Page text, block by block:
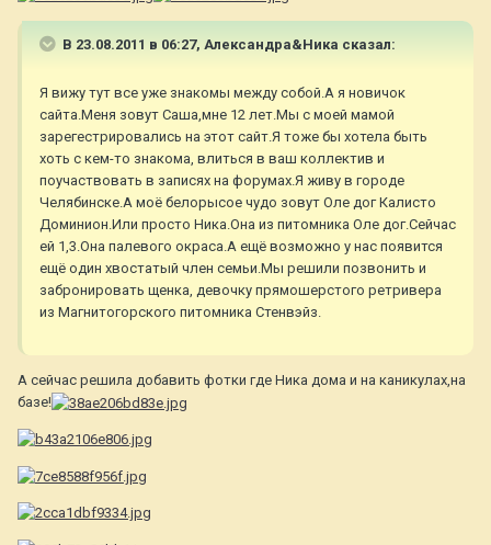
В 23.08.2011 в 06:27, Александра&Ника сказал:
Я вижу тут все уже знакомы между собой.А я новичок
сайта.Меня зовут Саша,мне 12 лет.Мы с моей мамой
зарегестрировались на этот сайт.Я тоже бы хотела быть
хоть с кем-то знакома, влиться в ваш коллектив и
поучаствовать в записях на форумах.Я живу в городе
Челябинске.А моё белорысое чудо зовут Оле дог Калисто
Доминион.Или просто Ника.Она из питомника Оле дог.Сейчас
ей 1,3.Она палевого окраса.А ещё возможно у нас появится
ещё один хвостатый член семьи.Мы решили позвонить и
забронировать щенка, девочку прямошерстого ретривера
из Магнитогорского питомника Стенвэйз.
А сейчас решила добавить фотки где Ника дома и на каникулах,на
базе!